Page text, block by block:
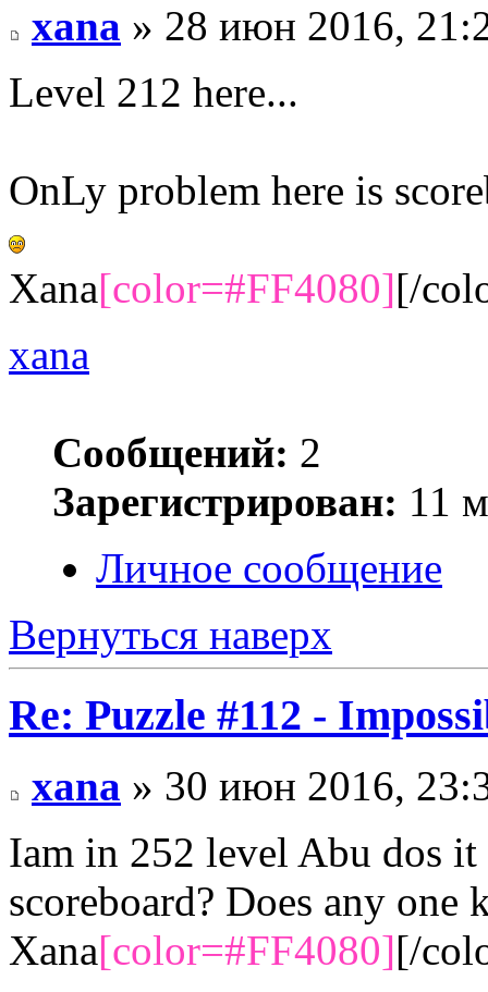
xana » 28 июн 2016,
Level 212 here...
OnLy problem here is
Xana[color=#FF4080][/
xana
Сообщений: 2
Зарегистрирован: 11
Личное сообщение
Вернуться наверх
Re: Puzzle #112 -
xana » 30 июн 2016,
Iam in 252 level Abu dos it
scoreboard? Does any one
Xana[color=#FF4080][/